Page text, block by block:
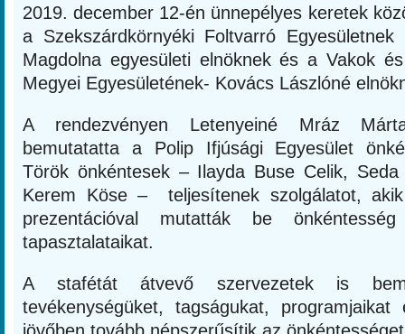
2019. december 12-én ünnepélyes keretek
a Szekszárdkörnyéki Foltvarró
Magdolna egyesületi elnöknek és a Vakok
Megyei Egyesületének- Kovács Lászlóné
A rendezvényen Letenyeiné Mráz
bemutatatta a Polip Ifjúsági Egyesület
Török önkéntesek – Ilayda Buse Celik,
Kerem Köse – teljesítenek szolgálatot,
prezentációval mutatták be
tapasztalataikat.
A stafétát átvevő szervezetek is
tevékenységüket, tagságukat,